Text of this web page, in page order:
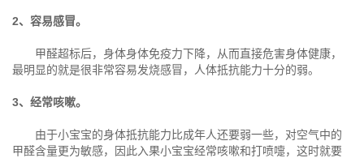
2、容易感冒。
甲醛超标后，身体身体免疫力下降，从而直接危害身体健康，
最明显的就是很非常容易发烧感冒，人体抵抗能力十分的弱。
3、经常咳嗽。
由于小宝宝的身体抵抗能力比成年人还要弱一些，对空气中的
甲醛含量更为敏感，因此入果小宝宝经常咳嗽和打喷嚏，这时就要